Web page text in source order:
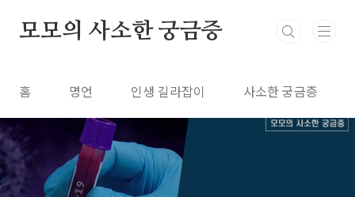
모모의 사소한 궁금증
홈 명언 인생 길라잡이 사소한 궁금증